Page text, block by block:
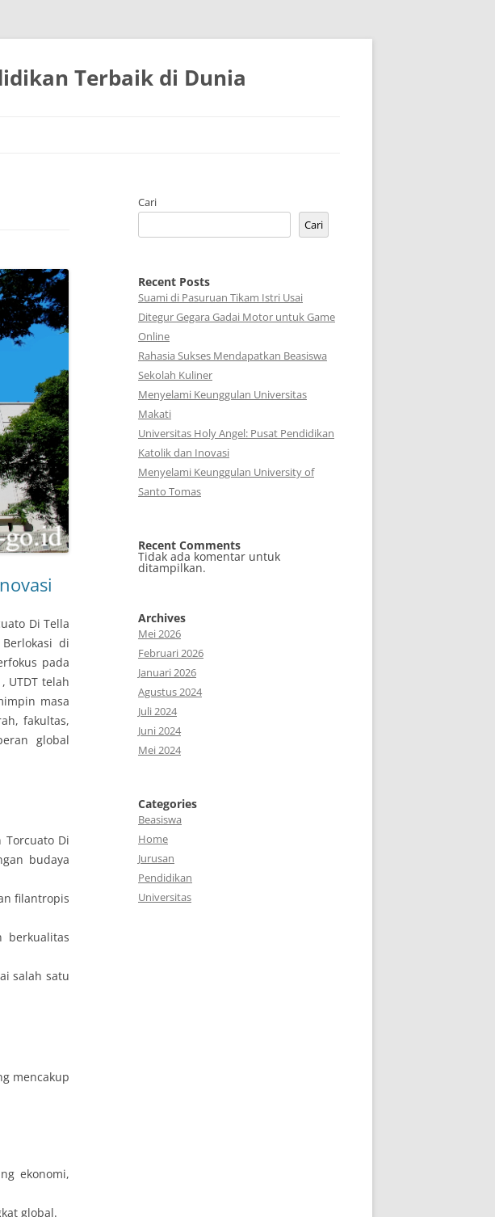
Terbaik di Dunia
Di Tella
di
pada
UTDT telah
masa
fakultas,
global
Di
budaya
filantropis
berkualitas
salah satu
mencakup
ekonomi,
global.
Cari
Cari
Recent Posts
Suami di Pasuruan Tikam Istri Usai
Ditegur Gegara Gadai Motor untuk Game
Online
Rahasia Sukses Mendapatkan Beasiswa
Sekolah Kuliner
Menyelami Keunggulan Universitas
Makati
Universitas Holy Angel: Pusat Pendidikan
Katolik dan Inovasi
Menyelami Keunggulan University of
Santo Tomas
Recent Comments
Tidak ada komentar untuk
ditampilkan.
Archives
Mei 2026
Februari 2026
Januari 2026
Agustus 2024
Juli 2024
Juni 2024
Mei 2024
Categories
Beasiswa
Home
Jurusan
Pendidikan
Universitas